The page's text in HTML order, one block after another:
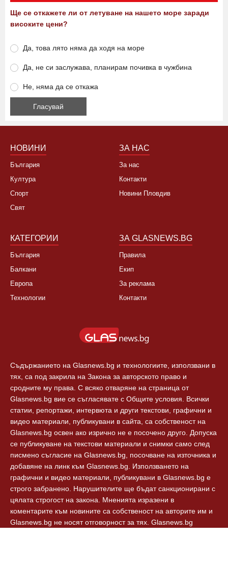
Ще се откажете ли от летуване на нашето море заради
високите цени?
Да, това лято няма да ходя на море
Да, не си заслужава, планирам почивка в чужбина
Не, няма да се откажа
НОВИНИ
България
Култура
Спорт
Свят
ЗА НАС
За нас
Контакти
Новини Пловдив
КАТЕГОРИИ
България
Балкани
Европа
Технологии
ЗА GLASNEWS.BG
Правила
Екип
За реклама
Контакти
Съдържанието на Glasnews.bg и технологиите, използвани в
тях, са под закрила на Закона за авторското право и
сродните му права. С всяко отваряне на страница от
Glasnews.bg вие се съгласявате с Общите условия. Всички
статии, репортажи, интервюта и други текстови, графични и
видео материали, публикувани в сайта, са собственост на
Glasnews.bg освен ако изрично не е посочено друго. Допуска
се публикуване на текстови материали и снимки само след
писмено съгласие на Glasnews.bg, посочване на източника и
добавяне на линк към Glasnews.bg. Използването на
графични и видео материали, публикувани в Glasnews.bg е
строго забранено. Нарушителите ще бъдат санкционирани с
цялата строгост на закона. Мненията изразени в
коментарите към новините са собственост на авторите им и
Glasnews.bg не носят отговорност за тях. Glasnews.bg